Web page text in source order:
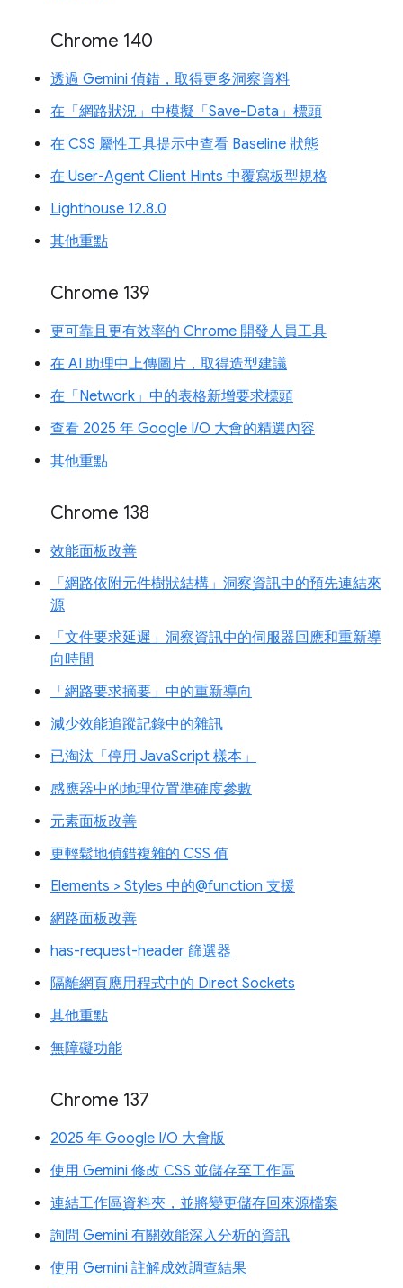
Chrome 140
透過 Gemini 偵錯，取得更多洞察資料
在「網路狀況」中模擬「Save-Data」標頭
在 CSS 屬性工具提示中查看 Baseline 狀態
在 User-Agent Client Hints 中覆寫板型規格
Lighthouse 12.8.0
其他重點
Chrome 139
更可靠且更有效率的 Chrome 開發人員工具
在 AI 助理中上傳圖片，取得造型建議
在「Network」中的表格新增要求標頭
查看 2025 年 Google I/O 大會的精選內容
其他重點
Chrome 138
效能面板改善
「網路依附元件樹狀結構」洞察資訊中的預先連結來
源
「文件要求延遲」洞察資訊中的伺服器回應和重新導
向時間
「網路要求摘要」中的重新導向
減少效能追蹤記錄中的雜訊
已淘汰「停用 JavaScript 樣本」
感應器中的地理位置準確度參數
元素面板改善
更輕鬆地偵錯複雜的 CSS 值
Elements > Styles 中的@function 支援
網路面板改善
has-request-header 篩選器
隔離網頁應用程式中的 Direct Sockets
其他重點
無障礙功能
Chrome 137
2025 年 Google I/O 大會版
使用 Gemini 修改 CSS 並儲存至工作區
連結工作區資料夾，並將變更儲存回來源檔案
詢問 Gemini 有關效能深入分析的資訊
使用 Gemini 註解成效調查結果